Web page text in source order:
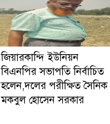
জিয়ারকান্দি ইউনিয়ন
বিএনপির সভাপতি নির্বাচিত
হলেন,দলের পরীক্ষিত সৈনিক
মকবুল হোসেন সরকার